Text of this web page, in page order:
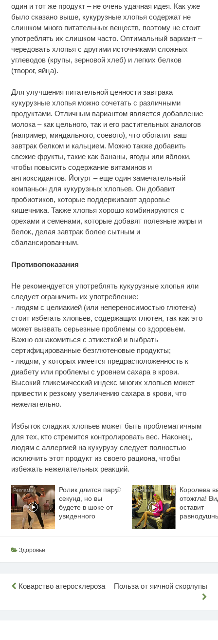
один и тот же продукт – не очень удачная идея. Как уже
было сказано выше, кукурузные хлопья содержат не
слишком много питательных веществ, поэтому не стоит
употреблять их слишком часто. Оптимальный вариант –
чередовать хлопья с другими источниками сложных
углеводов (крупы, зерновой хлеб) и легких белков
(творог, яйца).
Для улучшения питательной ценности завтрака
кукурузные хлопья можно сочетать с различными
продуктами. Отличным вариантом является добавление
молока – как цельного, так и его растительных аналогов
(например, миндального, соевого), что обогатит ваш
завтрак белком и кальцием. Можно также добавить
свежие фрукты, такие как бананы, ягоды или яблоки,
чтобы повысить содержание витаминов и
антиоксидантов. Йогурт – еще один замечательный
компаньон для кукурузных хлопьев. Он добавит
пробиотиков, которые поддерживают здоровье
кишечника. Также хлопья хорошо комбинируются с
орехами и семенами, которые добавят полезные жиры и
белок, делая завтрак более сытным и
сбалансированным.
Противопоказания
Не рекомендуется употреблять кукурузные хлопья или
следует ограничить их употребление:
- людям с целиакией (или непереносимостью глютена)
стоит избегать хлопьев, содержащих глютен, так как это
может вызвать серьезные проблемы со здоровьем.
Важно ознакомиться с этикеткой и выбрать
сертифицированные безглютеновые продукты;
- людям, у которых имеется предрасположенность к
диабету или проблемы с уровнем сахара в крови.
Высокий гликемический индекс многих хлопьев может
привести к резкому увеличению сахара в крови, что
нежелательно.
Избыток сладких хлопьев может быть проблематичным
для тех, кто стремится контролировать вес. Наконец,
людям с аллергией на кукурузу следует полностью
исключить этот продукт из своего рациона, чтобы
избежать нежелательных реакций.
i
Ролик длится пару
секунд, но вы
будете в шоке от
увиденного
Королева
отожгла!
оставит
Здоровье
Навигация
Коварство атеросклероза Польза от яичной скорлупы